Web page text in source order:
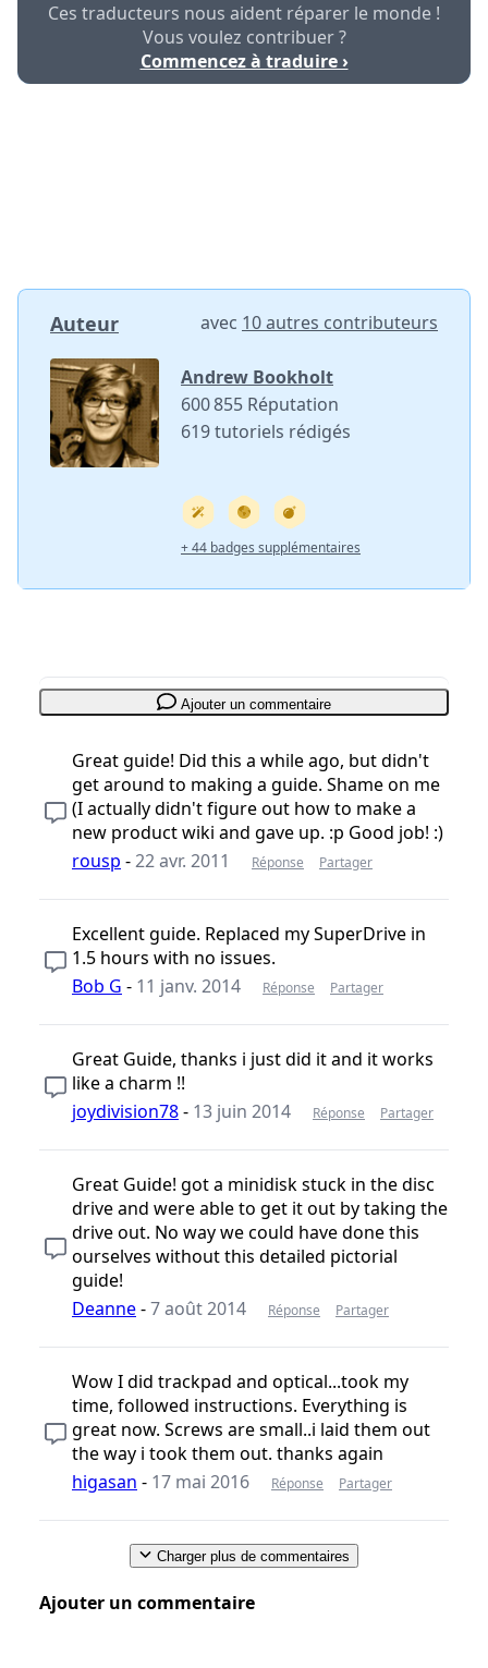
Ces traducteurs nous aident réparer le monde !
Vous voulez contribuer ?
Commencez à traduire ›
Auteur avec 10 autres contributeurs
Andrew Bookholt
600 855 Réputation
619 tutoriels rédigés
+ 44 badges supplémentaires
Ajouter un commentaire
Great guide! Did this a while ago, but didn't
get around to making a guide. Shame on me
(I actually didn't figure out how to make a
new product wiki and gave up. :p Good job! :)
rousp -22 avr. 2011 Réponse Partager
Excellent guide. Replaced my SuperDrive in
1.5 hours with no issues.
Bob G - 11 janv. 2014 Réponse Partager
Great Guide, thanks i just did it and it works
like a charm !!
joydivision78- 13 juin 2014 Réponse Partager
Great Guide! got a minidisk stuck in the disc
drive and were able to get it out by taking the
drive out. No way we could have done this
ourselves without this detailed pictorial
guide!
Deanne-7 août 2014 Réponse Partager
Wow I did trackpad and optical...took my
time, followed instructions. Everything is
great now. Screws are small..i laid them out
the way i took them out. thanks again
higasan - 17 mai 2016 Réponse Partager
Charger plus de commentaires
Ajouter un commentaire